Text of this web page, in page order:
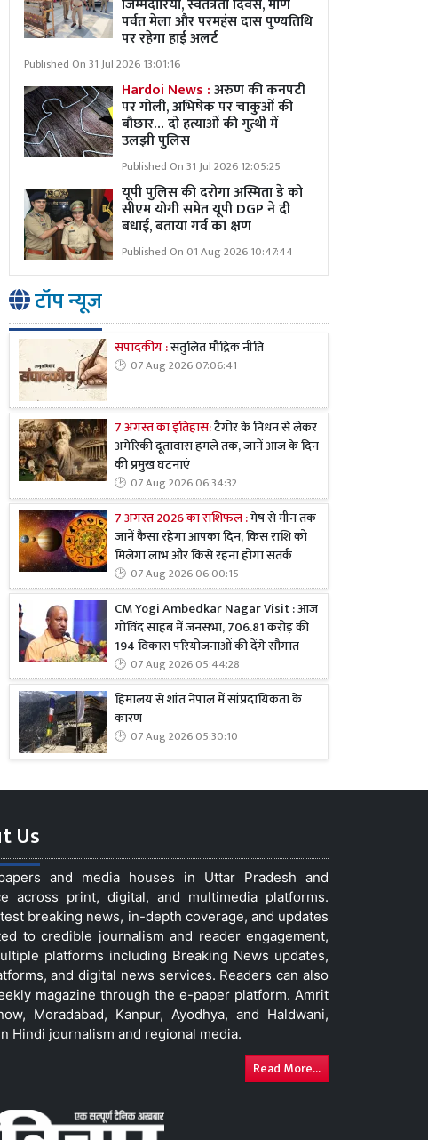
जिम्मेदारियां, स्वतंत्रता दिवस, मणि
पर्वत मेला और परमहंस दास पुण्यतिथि
पर रहेगा हाई अलर्ट
Published On 31 Jul 2026 13:01:16
Hardoi News :अरुण की कनपटी
पर गोली, अभिषेक पर चाकुओं की
बौछार… दो हत्याओं की गुत्थी में
उलझी पुलिस
Published On 31 Jul 2026 12:05:25
यूपी पुलिस की दरोगा अस्मिता डे को
सीएम योगी समेत यूपी DGP ने दी
बधाई, बताया गर्व का क्षण
Published On 01 Aug 2026 10:47:44
टॉप न्यूज
संपादकीय :संतुलित मौद्रिक नीति
07 Aug 2026 07:06:41
7 अगस्त का इतिहास:टैगोर के निधन से लेकर
अमेरिकी दूतावास हमले तक, जानें आज के दिन
की प्रमुख घटनाएं
07 Aug 2026 06:34:32
7 अगस्त 2026 का राशिफल :मेष से मीन तक
जानें कैसा रहेगा आपका दिन, किस राशि को
मिलेगा लाभ और किसे रहना होगा सतर्क
07 Aug 2026 06:00:15
CM Yogi Ambedkar Nagar Visit : आज
गोविंद साहब में जनसभा, 706.81 करोड़ की
194 विकास परियोजनाओं की देंगे सौगात
07 Aug 2026 05:44:28
हिमालय से शांत नेपाल में सांप्रदायिकता के
कारण
07 Aug 2026 05:30:10
Us
and media houses in Uttar Pradesh and
across print, digital, and multimedia platforms.
breaking news, in-depth coverage, and updates
to credible journalism and reader engagement,
platforms including Breaking News updates,
and digital news services. Readers can also
magazine through the e-paper platform. Amrit
Moradabad, Kanpur, Ayodhya, and Haldwani,
Hindi journalism and regional media.
Read More...